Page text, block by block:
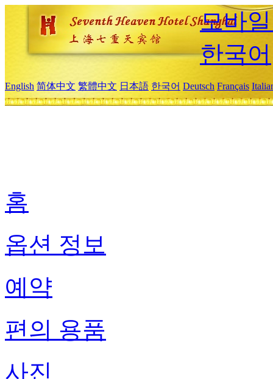
모바
한국어
English 简体中文 繁體中文 日本語 한국어 Deutsch Français
홈
옵션 정보
예약
편의 용품
사진